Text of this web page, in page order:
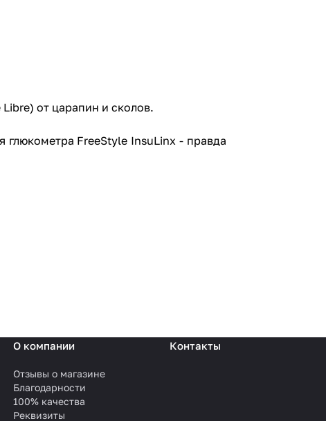
от царапин и сколов.
глюкометра FreeStyle InsuLinx - правда
О компании
Отзывы о магазине
Благодарности
100% качества
Реквизиты
Контакты